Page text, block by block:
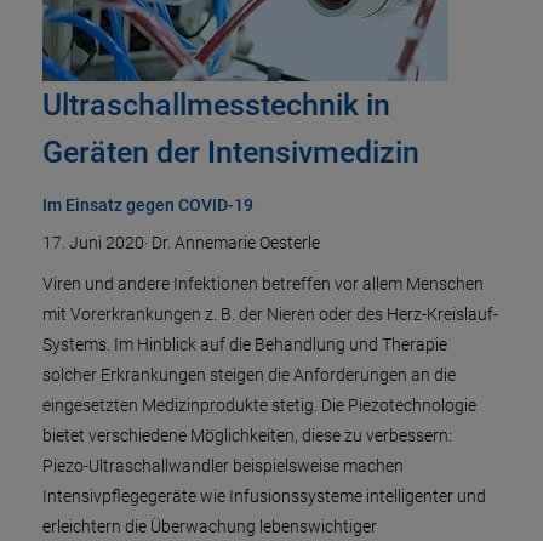
Ultraschallmesstechnik in
Geräten der Intensivmedizin
Im Einsatz gegen COVID-19
17. Juni 2020· Dr. Annemarie Oesterle
Viren und andere Infektionen betreffen vor allem Menschen
mit Vorerkrankungen z. B. der Nieren oder des Herz-Kreislauf-
Systems. Im Hinblick auf die Behandlung und Therapie
solcher Erkrankungen steigen die Anforderungen an die
eingesetzten Medizinprodukte stetig. Die Piezotechnologie
bietet verschiedene Möglichkeiten, diese zu verbessern:
Piezo-Ultraschallwandler beispielsweise machen
Intensivpflegegeräte wie Infusionssysteme intelligenter und
erleichtern die Überwachung lebenswichtiger